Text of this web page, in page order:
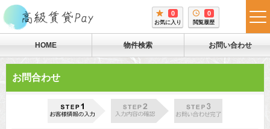
0
お気に入り
0
閲覧履歴
HOME 物件検索 お問い合わせ
お問合わせ